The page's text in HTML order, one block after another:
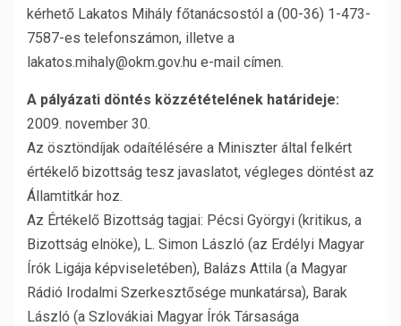
kérhető Lakatos Mihály főtanácsostól a (00-36) 1-473-
7587-es telefonszámon, illetve a
lakatos.mihaly@okm.gov.hu e-mail címen.
A pályázati döntés közzétételének határideje:
2009. november 30.
Az ösztöndíjak odaítélésére a Miniszter által felkért
értékelő bizottság tesz javaslatot, végleges döntést az
Államtitkár hoz.
Az Értékelő Bizottság tagjai: Pécsi Györgyi (kritikus, a
Bizottság elnöke), L. Simon László (az Erdélyi Magyar
Írók Ligája képviseletében), Balázs Attila (a Magyar
Rádió Irodalmi Szerkesztősége munkatársa), Barak
László (a Szlovákiai Magyar Írók Társasága